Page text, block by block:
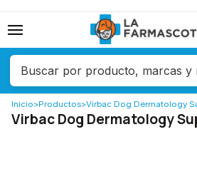
menu
Inicio>Productos>Virbac Dog Dermatology
Virbac Dog Dermatology